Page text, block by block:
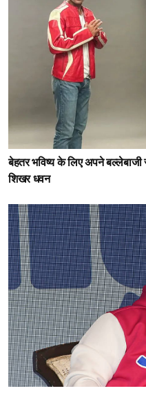
बेहतर भविष्य के लिए अपने बल्लेबाजी
शिखर धवन